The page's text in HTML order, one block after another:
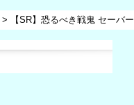
> 【SR】恐るべき戦鬼 セーバー